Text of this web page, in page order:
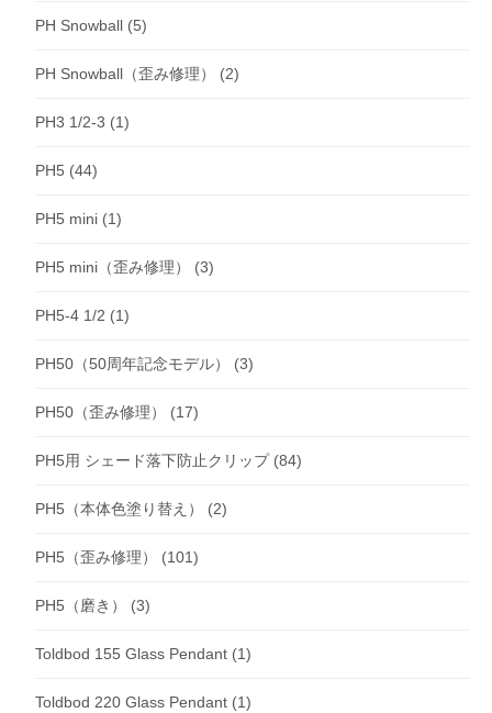
PH Snowball (5)
PH Snowball（歪み修理） (2)
PH3 1/2-3 (1)
PH5 (44)
PH5 mini (1)
PH5 mini（歪み修理） (3)
PH5-4 1/2 (1)
PH50（50周年記念モデル） (3)
PH50（歪み修理） (17)
PH5用 シェード落下防止クリップ(84)
PH5（本体色塗り替え） (2)
PH5（歪み修理） (101)
PH5（磨き） (3)
Toldbod 155 Glass Pendant (1)
Toldbod 220 Glass Pendant (1)